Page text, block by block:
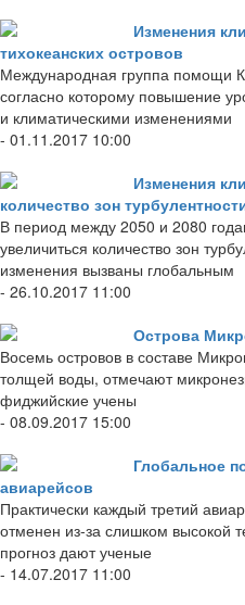
Изменения
тихокеанских островов
Международная группа помощи
согласно которому повышение
и климатическими изменениями
- 01.11.2017 10:00
Изменения
количество зон
В период между 2050 и 2080
увеличиться количество зон
изменения вызваны глобальным
- 26.10.2017 11:00
Острова
Восемь островов в составе
толщей воды, отмечают
фиджийские учены
- 08.09.2017 15:00
Глобальное
авиарейсов
Практически каждый третий
отменен из-за слишком высокой
прогноз дают ученые
- 14.07.2017 11:00